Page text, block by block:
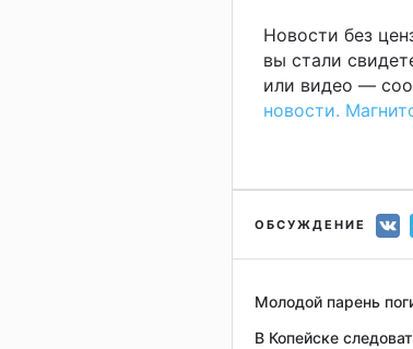
Новости без
вы стали
или видео —
новости.
ОБСУЖДЕНИЕ
Молодой парень
В Копейске